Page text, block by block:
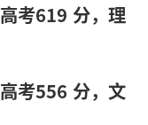
考619 分，理
考556 分，文